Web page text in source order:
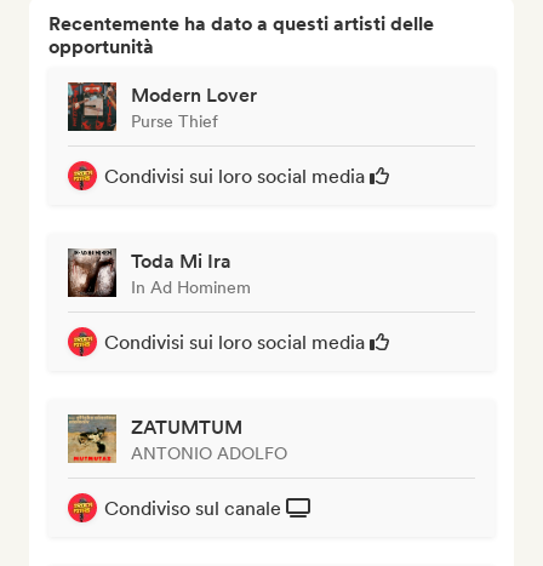
Recentemente ha dato a questi artisti delle
opportunità
Modern Lover
Purse Thief
Condivisi sui loro social media
Toda Mi Ira
In Ad Hominem
Condivisi sui loro social media
ZATUMTUM
ANTONIO ADOLFO
Condiviso sul canale